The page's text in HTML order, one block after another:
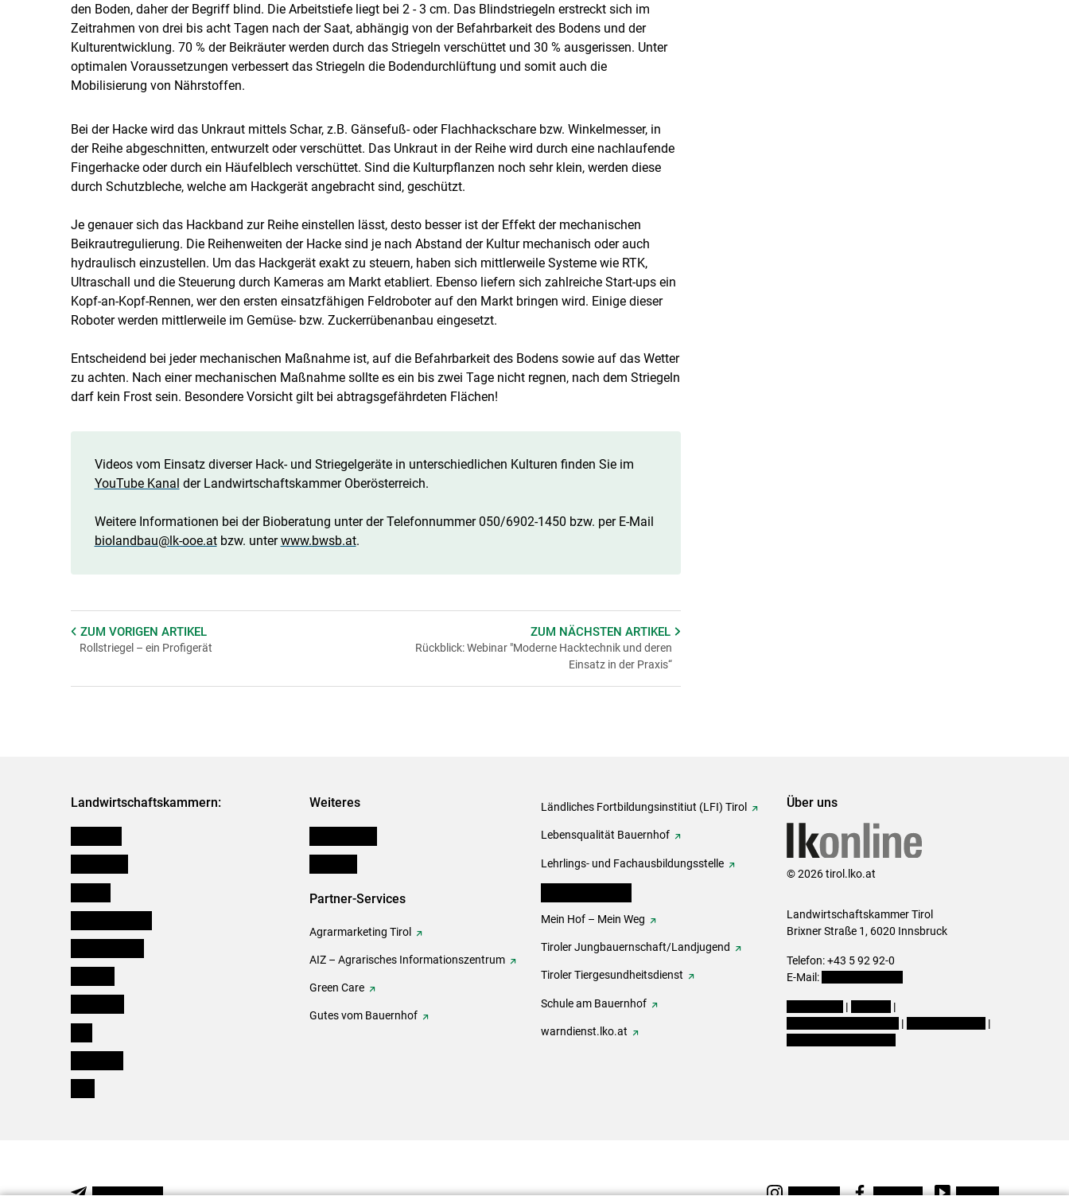
den Boden, daher der Begriff blind. Die Arbeitstiefe liegt bei 2 - 3 cm. Das Blindstriegeln erstreckt sich im
Zeitrahmen von drei bis acht Tagen nach der Saat, abhängig von der Befahrbarkeit des Bodens und der
Kulturentwicklung. 70 % der Beikräuter werden durch das Striegeln verschüttet und 30 % ausgerissen. Unter
optimalen Voraussetzungen verbessert das Striegeln die Bodendurchlüftung und somit auch die
Mobilisierung von Nährstoffen.
Bei der Hacke wird das Unkraut mittels Schar, z.B. Gänsefuß- oder Flachhackschare bzw. Winkelmesser, in
der Reihe abgeschnitten, entwurzelt oder verschüttet. Das Unkraut in der Reihe wird durch eine nachlaufende
Fingerhacke oder durch ein Häufelblech verschüttet. Sind die Kulturpflanzen noch sehr klein, werden diese
durch Schutzbleche, welche am Hackgerät angebracht sind, geschützt.
Je genauer sich das Hackband zur Reihe einstellen lässt, desto besser ist der Effekt der mechanischen
Beikrautregulierung. Die Reihenweiten der Hacke sind je nach Abstand der Kultur mechanisch oder auch
hydraulisch einzustellen. Um das Hackgerät exakt zu steuern, haben sich mittlerweile Systeme wie RTK,
Ultraschall und die Steuerung durch Kameras am Markt etabliert. Ebenso liefern sich zahlreiche Start-ups ein
Kopf-an-Kopf-Rennen, wer den ersten einsatzfähigen Feldroboter auf den Markt bringen wird. Einige dieser
Roboter werden mittlerweile im Gemüse- bzw. Zuckerrübenanbau eingesetzt.
Entscheidend bei jeder mechanischen Maßnahme ist, auf die Befahrbarkeit des Bodens sowie auf das Wetter
zu achten. Nach einer mechanischen Maßnahme sollte es ein bis zwei Tage nicht regnen, nach dem Striegeln
darf kein Frost sein. Besondere Vorsicht gilt bei abtragsgefährdeten Flächen!
Videos vom Einsatz diverser Hack- und Striegelgeräte in unterschiedlichen Kulturen finden Sie im
YouTube Kanal der Landwirtschaftskammer Oberösterreich.
Weitere Informationen bei der Bioberatung unter der Telefonnummer 050/6902-1450 bzw. per E-Mail
biolandbau@lk-ooe.atbzw. unterwww.bwsb.at.
ZUM VORIGEN ARTIKEL
Rollstriegel – ein Profigerät
ZUM NÄCHSTENARTIKEL
Rückblick: Webinar "Moderne Hacktechnik und deren
Einsatz in der Praxis“
Landwirtschaftskammern: Weiteres
Partner-Services
Agrarmarketing Tirol
AIZ – Agrarisches Informationszentrum
Green Care
Gutes vom Bauernhof
Ländliches Fortbildungsinstitiut (LFI) Tirol
Lebensqualität Bauernhof
Lehrlings- und Fachausbildungsstelle
Mein Hof – Mein Weg
Tiroler Jungbauernschaft/Landjugend
Tiroler Tiergesundheitsdienst
Schule am Bauernhof
warndienst.lko.at
Über uns
© 2026 tirol.lko.at
Landwirtschaftskammer Tirol
Brixner Straße 1, 6020 Innsbruck
Telefon: +43 5 92 92-0
E-Mail:
|
|
|
|
NEWSLETTER Instagram Facebook Youtube